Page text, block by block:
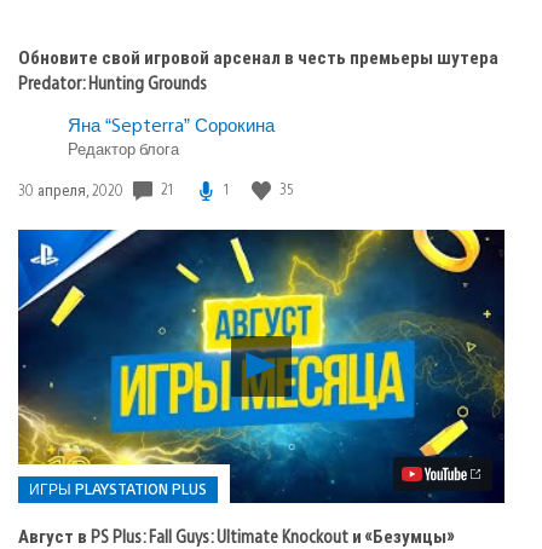
Обновите свой игровой арсенал в честь премьеры шутера
Predator: Hunting Grounds
Яна “Septerra” Сорокина
Редактор блога
Дата
30 апреля, 2020 21 1 35
Воспроизвести
видео
Август
в
PS
Plus:
Fall
Guys:
Ultimate
ИГРЫ PLAYSTATION PLUS
Август в PS Plus: Fall Guys: Ultimate Knockout и «Безумцы»